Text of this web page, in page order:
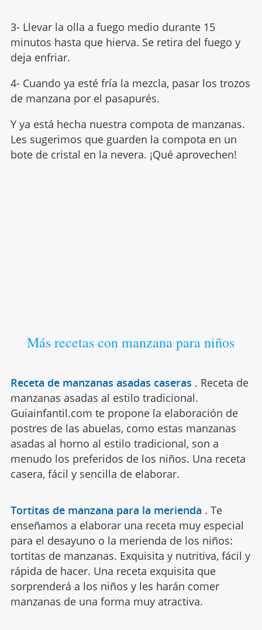
3- Llevar la olla a fuego medio durante 15
minutos hasta que hierva. Se retira del fuego y
deja enfriar.
4- Cuando ya esté fría la mezcla, pasar los trozos
de manzana por el pasapurés.
Y ya está hecha nuestra compota de manzanas.
Les sugerimos que guarden la compota en un
bote de cristal en la nevera. ¡Qué aprovechen!
Más recetas con manzana para niños
Receta de manzanas asadas caseras . Receta de
manzanas asadas al estilo tradicional.
Guiainfantil.com te propone la elaboración de
postres de las abuelas, como estas manzanas
asadas al horno al estilo tradicional, son a
menudo los preferidos de los niños. Una receta
casera, fácil y sencilla de elaborar.
Tortitas de manzana para la merienda . Te
enseñamos a elaborar una receta muy especial
para el desayuno o la merienda de los niños:
tortitas de manzanas. Exquisita y nutritiva, fácil y
rápida de hacer. Una receta exquisita que
sorprenderá a los niños y les harán comer
manzanas de una forma muy atractiva.